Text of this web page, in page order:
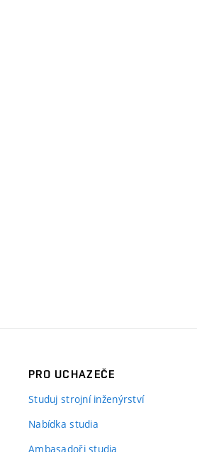
PRO UCHAZEČE
Studuj strojní inženýrství
Nabídka studia
Ambasadoři studia